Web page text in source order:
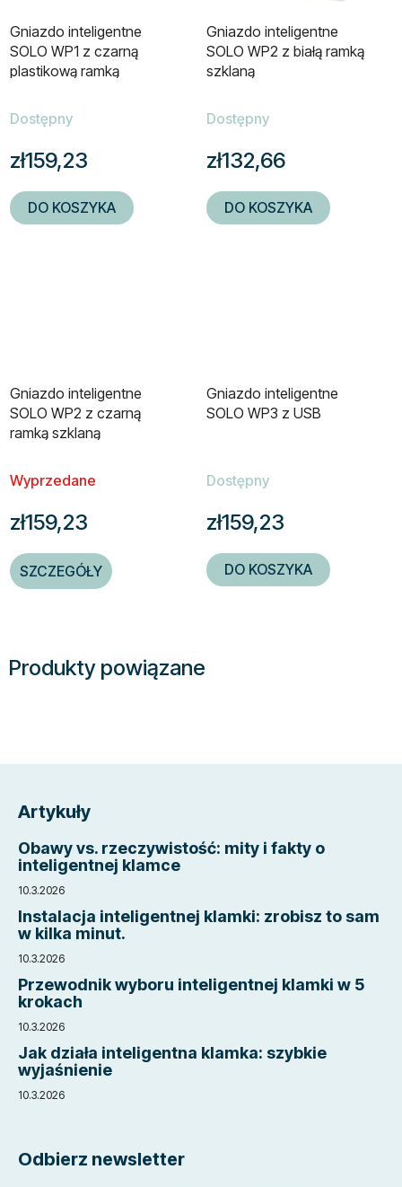
Produkty powiązane
Gniazdo inteligentne
SOLO WP1 z czarną
plastikową ramką
Dostępny
zł159,23
DO KOSZYKA
Gniazdo inteligentne
SOLO WP2 z białą ramką
szklaną
Dostępny
zł132,66
DO KOSZYKA
Gniazdo inteligentne
SOLO WP2 z czarną
ramką szklaną
Wyprzedane
zł159,23
SZCZEGÓŁY
Gniazdo inteligentne
SOLO WP3 z USB
Dostępny
zł159,23
DO KOSZYKA
Artykuły
Obawy vs. rzeczywistość: mity i fakty o
inteligentnej klamce
10.3.2026
Instalacja inteligentnej klamki: zrobisz to sam
w kilka minut.
10.3.2026
Przewodnik wyboru inteligentnej klamki w 5
krokach
10.3.2026
Jak działa inteligentna klamka: szybkie
wyjaśnienie
10.3.2026
Odbierz newsletter